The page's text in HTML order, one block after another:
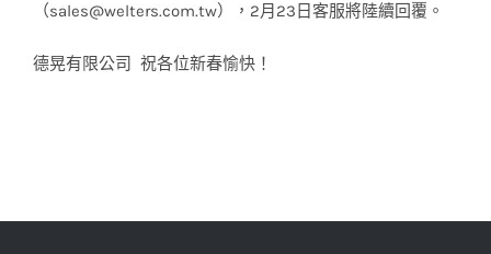
（sales@welters.com.tw），2月23日客服將陸續回覆。
德晃有限公司 祝各位新春愉快！